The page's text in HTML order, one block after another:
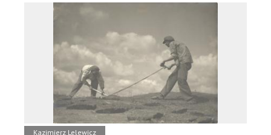
Kazimierz Lelewicz